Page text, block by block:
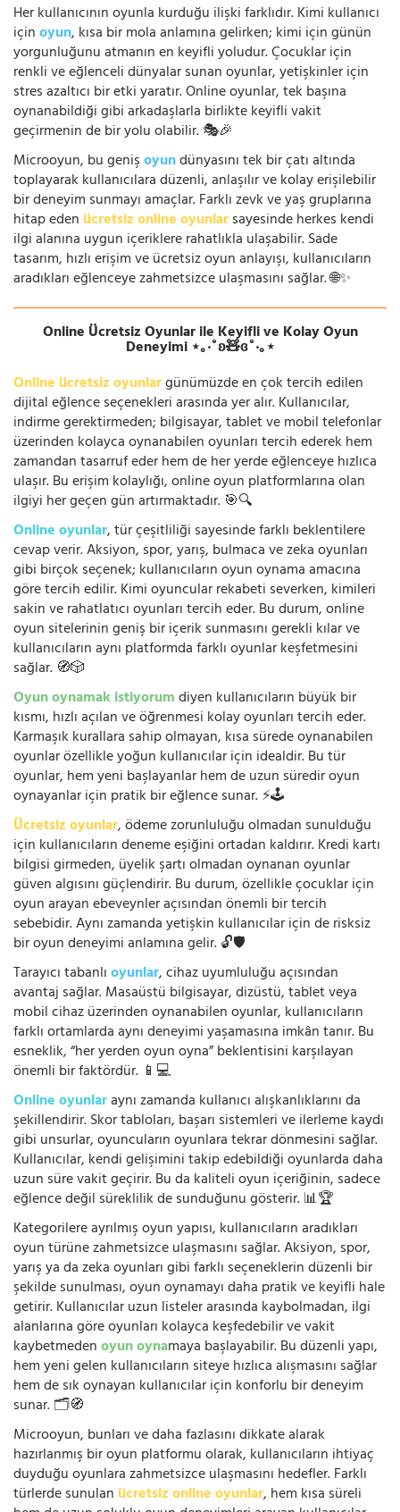
Her kullanıcının oyunla kurduğu ilişki farklıdır. Kimi kullanıcı
içinoyun, kısa bir mola anlamına gelirken; kimi için günün
yorgunluğunu atmanın en keyifli yoludur. Çocuklar için
renkli ve eğlenceli dünyalar sunan oyunlar, yetişkinler için
stres azaltıcı bir etki yaratır. Online oyunlar, tek başına
oynanabildiği gibi arkadaşlarla birlikte keyifli vakit
geçirmenin de bir yolu olabilir. 🎭🎉
Microoyun, bu genişoyundünyasını tek bir çatı altında
toplayarak kullanıcılara düzenli, anlaşılır ve kolay erişilebilir
bir deneyim sunmayı amaçlar. Farklı zevk ve yaş gruplarına
hitap eden ücretsiz online oyunlarsayesinde herkes kendi
ilgi alanına uygun içeriklere rahatlıkla ulaşabilir. Sade
tasarım, hızlı erişim ve ücretsiz oyun anlayışı, kullanıcıların
aradıkları eğlenceye zahmetsizce ulaşmasını sağlar. 🌐✨
Online Ücretsiz Oyunlar ile Keyifli ve Kolay Oyun
Deneyimi ⋆｡‧˚ʚ🧸ɞ˚‧｡⋆
Online ücretsiz oyunlargünümüzde en çok tercih edilen
dijital eğlence seçenekleri arasında yer alır. Kullanıcılar,
indirme gerektirmeden; bilgisayar, tablet ve mobil telefonlar
üzerinden kolayca oynanabilen oyunları tercih ederek hem
zamandan tasarruf eder hem de her yerde eğlenceye hızlıca
ulaşır. Bu erişim kolaylığı, online oyun platformlarına olan
ilgiyi her geçen gün artırmaktadır. 🎯🔍
Online oyunlar, tür çeşitliliği sayesinde farklı beklentilere
cevap verir. Aksiyon, spor, yarış, bulmaca ve zeka oyunları
gibi birçok seçenek; kullanıcıların oyun oynama amacına
göre tercih edilir. Kimi oyuncular rekabeti severken, kimileri
sakin ve rahatlatıcı oyunları tercih eder. Bu durum, online
oyun sitelerinin geniş bir içerik sunmasını gerekli kılar ve
kullanıcıların aynı platformda farklı oyunlar keşfetmesini
sağlar. 🧭🎲
Oyun oynamak istiyorumdiyen kullanıcıların büyük bir
kısmı, hızlı açılan ve öğrenmesi kolay oyunları tercih eder.
Karmaşık kurallara sahip olmayan, kısa sürede oynanabilen
oyunlar özellikle yoğun kullanıcılar için idealdir. Bu tür
oyunlar, hem yeni başlayanlar hem de uzun süredir oyun
oynayanlar için pratik bir eğlence sunar. ⚡🕹️
Ücretsiz oyunlar, ödeme zorunluluğu olmadan sunulduğu
için kullanıcıların deneme eşiğini ortadan kaldırır. Kredi kartı
bilgisi girmeden, üyelik şartı olmadan oynanan oyunlar
güven algısını güçlendirir. Bu durum, özellikle çocuklar için
oyun arayan ebeveynler açısından önemli bir tercih
sebebidir. Aynı zamanda yetişkin kullanıcılar için de risksiz
bir oyun deneyimi anlamına gelir. 🔓🛡️
Tarayıcı tabanlıoyunlar, cihaz uyumluluğu açısından
avantaj sağlar. Masaüstü bilgisayar, dizüstü, tablet veya
mobil cihaz üzerinden oynanabilen oyunlar, kullanıcıların
farklı ortamlarda aynı deneyimi yaşamasına imkân tanır. Bu
esneklik, “her yerden oyun oyna” beklentisini karşılayan
önemli bir faktördür. 📱💻
Online oyunlaraynı zamanda kullanıcı alışkanlıklarını da
şekillendirir. Skor tabloları, başarı sistemleri ve ilerleme kaydı
gibi unsurlar, oyuncuların oyunlara tekrar dönmesini sağlar.
Kullanıcılar, kendi gelişimini takip edebildiği oyunlarda daha
uzun süre vakit geçirir. Bu da kaliteli oyun içeriğinin, sadece
eğlence değil süreklilik de sunduğunu gösterir. 📊🏆
Kategorilere ayrılmış oyun yapısı, kullanıcıların aradıkları
oyun türüne zahmetsizce ulaşmasını sağlar. Aksiyon, spor,
yarış ya da zeka oyunları gibi farklı seçeneklerin düzenli bir
şekilde sunulması, oyun oynamayı daha pratik ve keyifli hale
getirir. Kullanıcılar uzun listeler arasında kaybolmadan, ilgi
alanlarına göre oyunları kolayca keşfedebilir ve vakit
kaybetmedenoyun oynamaya başlayabilir. Bu düzenli yapı,
hem yeni gelen kullanıcıların siteye hızlıca alışmasını sağlar
hem de sık oynayan kullanıcılar için konforlu bir deneyim
sunar. 🗂️🧭
Microoyun, bunları ve daha fazlasını dikkate alarak
hazırlanmış bir oyun platformu olarak, kullanıcıların ihtiyaç
duyduğu oyunlara zahmetsizce ulaşmasını hedefler. Farklı
türlerde sunulan ücretsiz online oyunlar, hem kısa süreli